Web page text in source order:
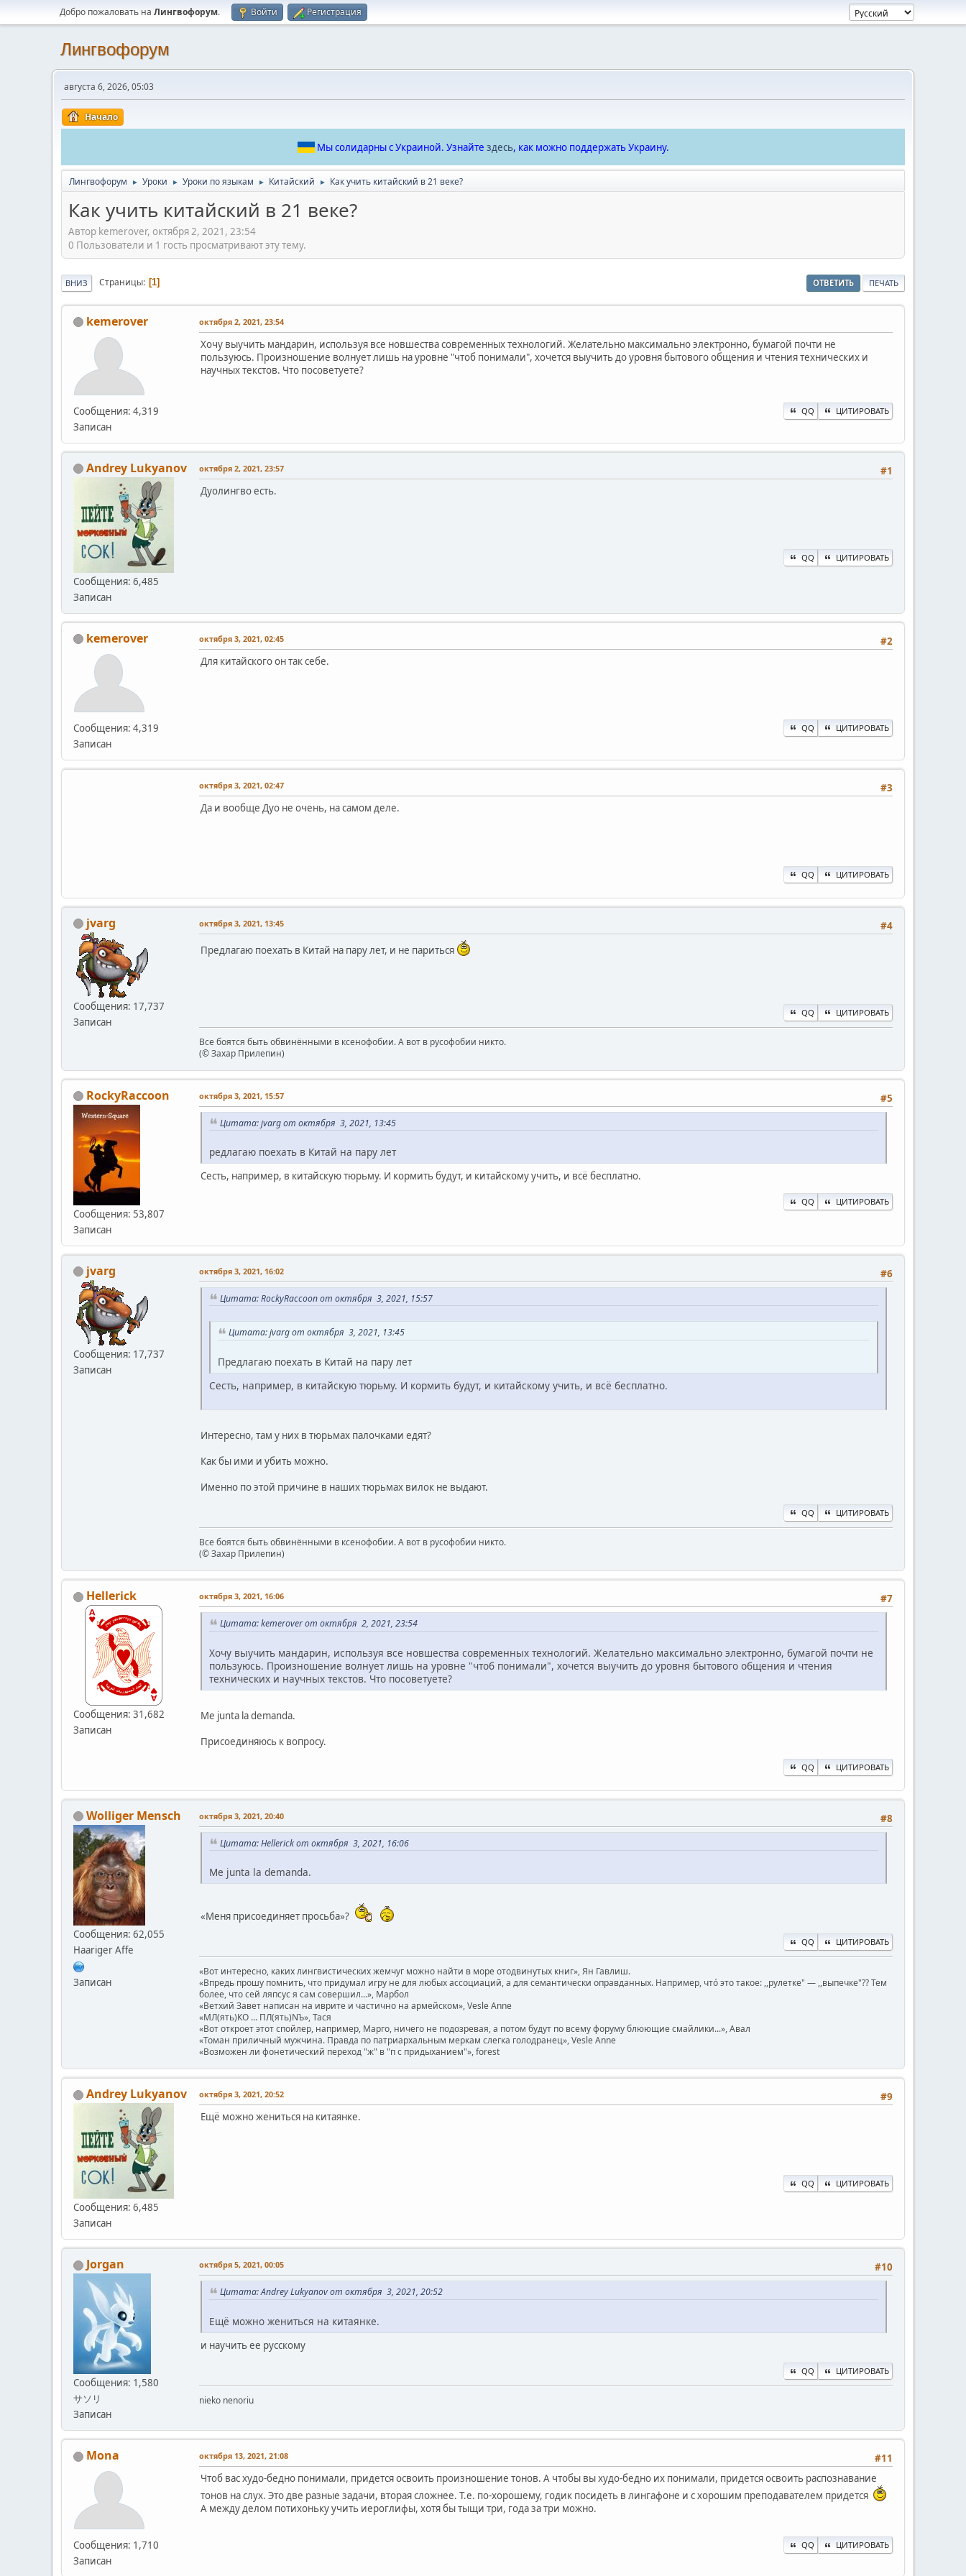
Добро пожаловать на Лингвофорум. Войти Регистрация
Лингвофорум
августа 6, 2026, 05:03
Начало
Мы солидарны с Украиной. Узнайте здесь, как можно поддержать Украину.
Лингвофорум ► Уроки ► Уроки по языкам ► Китайский ► Как учить китайский в 21 веке?
Как учить китайский в 21 веке?
Автор kemerover, октября 2, 2021, 23:54
0 Пользователи и 1 гость просматривают эту тему.
ОТВЕТИТЬ ПЕЧАТЬ
ВНИЗ Страницы 1
kemerover
Сообщения: 4,319
Записан
октября 2, 2021, 23:54
Хочу выучить мандарин, используя все новшества современных технологий. Желательно максимально электронно, бумагой почти не
пользуюсь. Произношение волнует лишь на уровне "чтоб понимали", хочется выучить до уровня бытового общения и чтения технических и
научных текстов. Что посоветуете?
QQ ЦИТИРОВАТЬ
Andrey Lukyanov
Сообщения: 6,485
Записан
#1
октября 2, 2021, 23:57
Дуолингво есть.
QQ ЦИТИРОВАТЬ
kemerover
Сообщения: 4,319
Записан
#2
октября 3, 2021, 02:45
Для китайского он так себе.
QQ ЦИТИРОВАТЬ
#3
октября 3, 2021, 02:47
Да и вообще Дуо не очень, на самом деле.
QQ ЦИТИРОВАТЬ
jvarg
Сообщения: 17,737
Записан
#4
октября 3, 2021, 13:45
Предлагаю поехать в Китай на пару лет, и не париться
QQ ЦИТИРОВАТЬ
Все боятся быть обвинёнными в ксенофобии. А вот в русофобии никто.
(© Захар Прилепин)
RockyRaccoon
Сообщения: 53,807
Записан
#5
октября 3, 2021, 15:57
Цитата: jvarg от октября 3, 2021, 13:45
редлагаю поехать в Китай на пару лет
Сесть, например, в китайскую тюрьму. И кормить будут, и китайскому учить, и всё бесплатно.
QQ ЦИТИРОВАТЬ
jvarg
Сообщения: 17,737
Записан
#6
октября 3, 2021, 16:02
Цитата: RockyRaccoon от октября 3, 2021, 15:57
Цитата: jvarg от октября 3, 2021, 13:45
Предлагаю поехать в Китай на пару лет
Сесть, например, в китайскую тюрьму. И кормить будут, и китайскому учить, и всё бесплатно.
Интересно, там у них в тюрьмах палочками едят?
Как бы ими и убить можно.
Именно по этой причине в наших тюрьмах вилок не выдают.
QQ ЦИТИРОВАТЬ
Все боятся быть обвинёнными в ксенофобии. А вот в русофобии никто.
(© Захар Прилепин)
Hellerick
Сообщения: 31,682
Записан
#7
октября 3, 2021, 16:06
Цитата: kemerover от октября 2, 2021, 23:54
Хочу выучить мандарин, используя все новшества современных технологий. Желательно максимально электронно, бумагой почти не
пользуюсь. Произношение волнует лишь на уровне "чтоб понимали", хочется выучить до уровня бытового общения и чтения
технических и научных текстов. Что посоветуете?
Me junta la demanda.
Присоединяюсь к вопросу.
QQ ЦИТИРОВАТЬ
Wolliger Mensch
Сообщения: 62,055
Haariger Affe
Записан
#8
октября 3, 2021, 20:40
Цитата: Hellerick от октября 3, 2021, 16:06
Me junta la demanda.
«Меня присоединяет просьба»?
QQ ЦИТИРОВАТЬ
«Вот интересно, каких лингвистических жемчуг можно найти в море отодвинутых книг», Ян Гавлиш.
«Впредь прошу помнить, что придумал игру не для любых ассоциаций, а для семантически оправданных. Например, чтó это такое: ,,рулетке" — ,,выпечке"?? Тем
более, что сей ляпсус я сам совершил...», Марбол
«Ветхий Завет написан на иврите и частично на армейском», Vesle Anne
«МЛ(ять)КО ... ПЛ(ять)NЪ», Тася
«Вот откроет этот спойлер, например, Марго, ничего не подозревая, а потом будут по всему форуму блюющие смайлики...», Авал
«Томан приличный мужчина. Правда по патриархальным меркам слегка голодранец», Vesle Anne
«Возможен ли фонетический переход "ж" в "п с придыханием"», forest
Andrey Lukyanov
Сообщения: 6,485
Записан
#9
октября 3, 2021, 20:52
Ещё можно жениться на китаянке.
QQ ЦИТИРОВАТЬ
Jorgan
Сообщения: 1,580
サソリ
Записан
#10
октября 5, 2021, 00:05
Цитата: Andrey Lukyanov от октября 3, 2021, 20:52
Ещё можно жениться на китаянке.
и научить ее русскому
QQ ЦИТИРОВАТЬ
nieko nenoriu
Mona
Сообщения: 1,710
Записан
#11
октября 13, 2021, 21:08
Чтоб вас худо-бедно понимали, придется освоить произношение тонов. А чтобы вы худо-бедно их понимали, придется освоить распознавание
тонов на слух. Это две разные задачи, вторая сложнее. Т.е. по-хорошему, годик посидеть в лингафоне и с хорошим преподавателем придется
А между делом потихоньку учить иероглифы, хотя бы тыщи три, года за три можно.
QQ ЦИТИРОВАТЬ